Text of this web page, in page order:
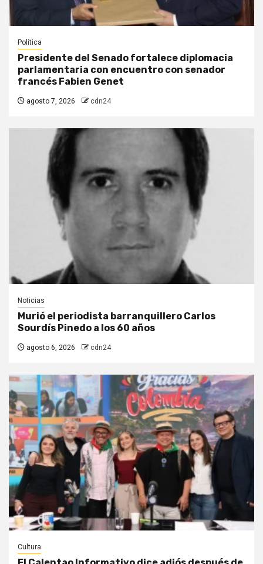
Política
Presidente del Senado fortalece diplomacia
parlamentaria con encuentro con senador
francés Fabien Genet
agosto 7, 2026 cdn24
Noticias
Murió el periodista barranquillero Carlos
Sourdís Pinedo a los 60 años
agosto 6, 2026 cdn24
Cultura